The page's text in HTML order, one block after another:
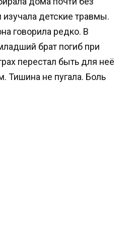
детские травмы.
говорила редко. В
брат погиб при
перестал быть для неё
Тишина не пугала. Боль